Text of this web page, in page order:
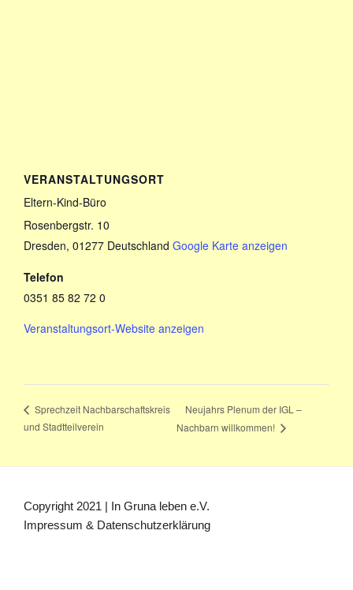
VERANSTALTUNGSORT
Eltern-Kind-Büro
Rosenbergstr. 10
Dresden, 01277 Deutschland Google Karte anzeigen
Telefon
0351 85 82 72 0
Veranstaltungsort-Website anzeigen
Sprechzeit Nachbarschaftskreis
und Stadtteilverein
Neujahrs Plenum der IGL –
Nachbarn willkommen!
Copyright 2021 | In Gruna leben e.V.
Impressum & Datenschutzerklärung